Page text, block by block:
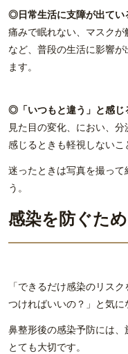
◎日常生活に支障が出てい
痛みで眠れない、マスク
など、普段の生活に影響
ます。
◎「いつもと違う」と感じ
見た目の変化、におい、
感じるときも軽視しないこ
迷ったときは写真を撮っ
う。
感染を防ぐた
「できるだけ感染のリス
つければいいの？」と気に
鼻整形後の感染予防には
とても大切です。